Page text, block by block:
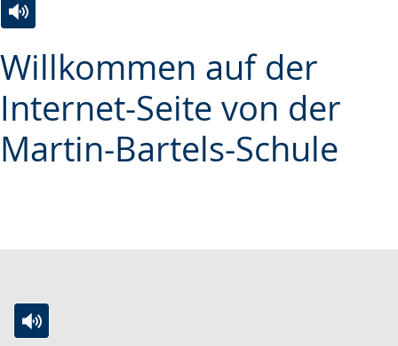
Willkommen auf der
Internet-Seite von der
Martin-Bartels-Schule
Leichten
Sprache
wechseln.
Audio-
Unterstützung.
Video
in
Deutscher
Gebärdensprache